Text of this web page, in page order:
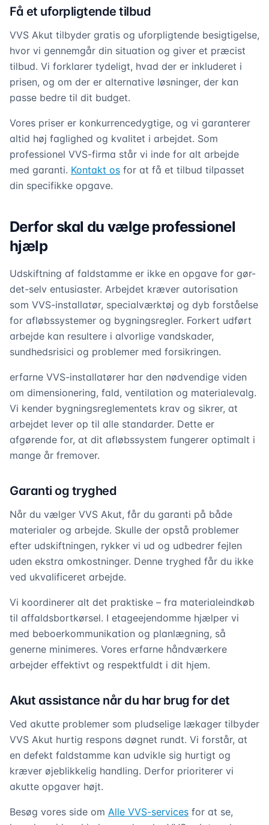
Få et uforpligtende tilbud
VVS Akut tilbyder gratis og uforpligtende besigtigelse,
hvor vi gennemgår din situation og giver et præcist
tilbud. Vi forklarer tydeligt, hvad der er inkluderet i
prisen, og om der er alternative løsninger, der kan
passe bedre til dit budget.
Vores priser er konkurrencedygtige, og vi garanterer
altid høj faglighed og kvalitet i arbejdet. Som
professionel VVS-firma står vi inde for alt arbejde
med garanti. Kontakt os for at få et tilbud tilpasset
din specifikke opgave.
Derfor skal du vælge professionel
hjælp
Udskiftning af faldstamme er ikke en opgave for gør-
det-selv entusiaster. Arbejdet kræver autorisation
som VVS-installatør, specialværktøj og dyb forståelse
for afløbssystemer og bygningsregler. Forkert udført
arbejde kan resultere i alvorlige vandskader,
sundhedsrisici og problemer med forsikringen.
erfarne VVS-installatører har den nødvendige viden
om dimensionering, fald, ventilation og materialevalg.
Vi kender bygningsreglementets krav og sikrer, at
arbejdet lever op til alle standarder. Dette er
afgørende for, at dit afløbssystem fungerer optimalt i
mange år fremover.
Garanti og tryghed
Når du vælger VVS Akut, får du garanti på både
materialer og arbejde. Skulle der opstå problemer
efter udskiftningen, rykker vi ud og udbedrer fejlen
uden ekstra omkostninger. Denne tryghed får du ikke
ved ukvalificeret arbejde.
Vi koordinerer alt det praktiske – fra materialeindkøb
til affaldsbortkørsel. I etageejendomme hjælper vi
med beboerkommunikation og planlægning, så
generne minimeres. Vores erfarne håndværkere
arbejder effektivt og respektfuldt i dit hjem.
Akut assistance når du har brug for det
Ved akutte problemer som pludselige lækager tilbyder
VVS Akut hurtig respons døgnet rundt. Vi forstår, at
en defekt faldstamme kan udvikle sig hurtigt og
kræver øjeblikkelig handling. Derfor prioriterer vi
akutte opgaver højt.
Besøg vores side om Alle VVS-services for at se,